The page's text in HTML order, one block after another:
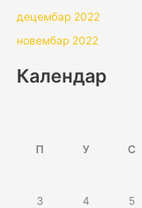
децембар 2022
новембар 2022
Календар
П У С
3
4 5